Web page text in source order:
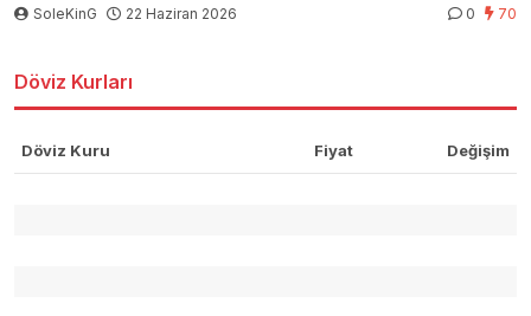
SoleKinG 22 Haziran 2026 0 70
Döviz Kurları
Döviz Kuru Fiyat Değişim